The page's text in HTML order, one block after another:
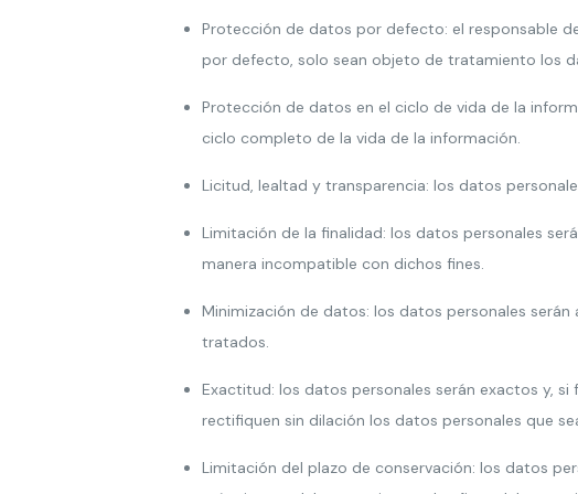
Protección de datos por defecto: el responsable
por defecto, solo sean objeto de tratamiento los
Protección de datos en el ciclo de vida de la
ciclo completo de la vida de la información.
Licitud, lealtad y transparencia: los datos
Limitación de la finalidad: los datos personales
manera incompatible con dichos fines.
Minimización de datos: los datos personales
tratados.
Exactitud: los datos personales serán exactos y,
rectifiquen sin dilación los datos personales que
Limitación del plazo de conservación: los datos